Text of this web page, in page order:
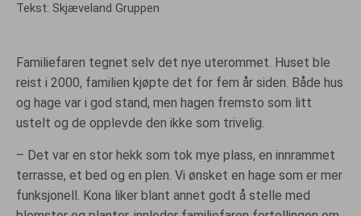
Tekst: Skjæveland Gruppen
Familiefaren tegnet selv det nye uterommet. Huset ble
reist i 2000, familien kjøpte det for fem år siden. Både hus
og hage var i god stand, men hagen fremsto som litt
ustelt og de opplevde den ikke som trivelig.
– Det var en stor hekk som tok mye plass, en innrammet
terrasse, et bed og en plen. Vi ønsket en hage som er mer
funksjonell. Kona liker blant annet godt å stelle med